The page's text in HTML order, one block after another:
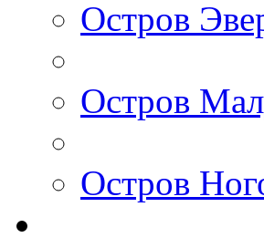
Остров
Остров
Остров